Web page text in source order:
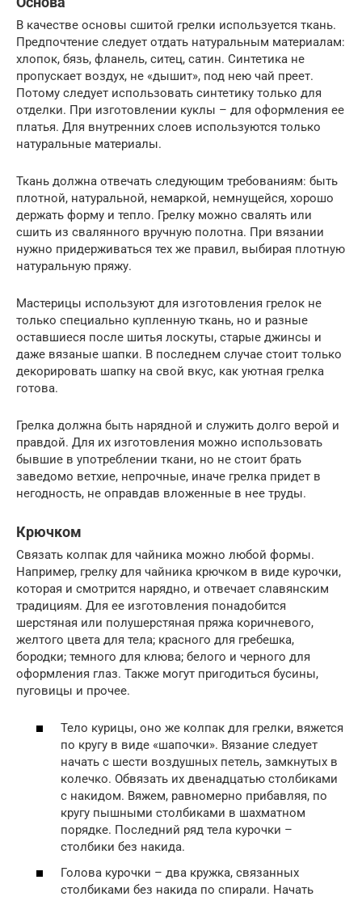
В качестве основы сшитой грелки используется ткань.
Предпочтение следует отдать натуральным материалам:
хлопок, бязь, фланель, ситец, сатин. Синтетика не
пропускает воздух, не «дышит», под нею чай преет.
Потому следует использовать синтетику только для
отделки. При изготовлении куклы – для оформления ее
платья. Для внутренних слоев используются только
натуральные материалы.
Ткань должна отвечать следующим требованиям: быть
плотной, натуральной, немаркой, немнущейся, хорошо
держать форму и тепло. Грелку можно свалять или
сшить из свалянного вручную полотна. При вязании
нужно придерживаться тех же правил, выбирая плотную
натуральную пряжу.
Мастерицы используют для изготовления грелок не
только специально купленную ткань, но и разные
оставшиеся после шитья лоскуты, старые джинсы и
даже вязаные шапки. В последнем случае стоит только
декорировать шапку на свой вкус, как уютная грелка
готова.
Грелка должна быть нарядной и служить долго верой и
правдой. Для их изготовления можно использовать
бывшие в употреблении ткани, но не стоит брать
заведомо ветхие, непрочные, иначе грелка придет в
негодность, не оправдав вложенные в нее труды.
Крючком
Связать колпак для чайника можно любой формы.
Например, грелку для чайника крючком в виде курочки,
которая и смотрится нарядно, и отвечает славянским
традициям. Для ее изготовления понадобится
шерстяная или полушерстяная пряжа коричневого,
желтого цвета для тела; красного для гребешка,
бородки; темного для клюва; белого и черного для
оформления глаз. Также могут пригодиться бусины,
пуговицы и прочее.
Тело курицы, оно же колпак для грелки, вяжется
по кругу в виде «шапочки». Вязание следует
начать с шести воздушных петель, замкнутых в
колечко. Обвязать их двенадцатью столбиками
с накидом. Вяжем, равномерно прибавляя, по
кругу пышными столбиками в шахматном
порядке. Последний ряд тела курочки –
столбики без накида.
Голова курочки – два кружка, связанных
столбиками без накида по спирали. Начать